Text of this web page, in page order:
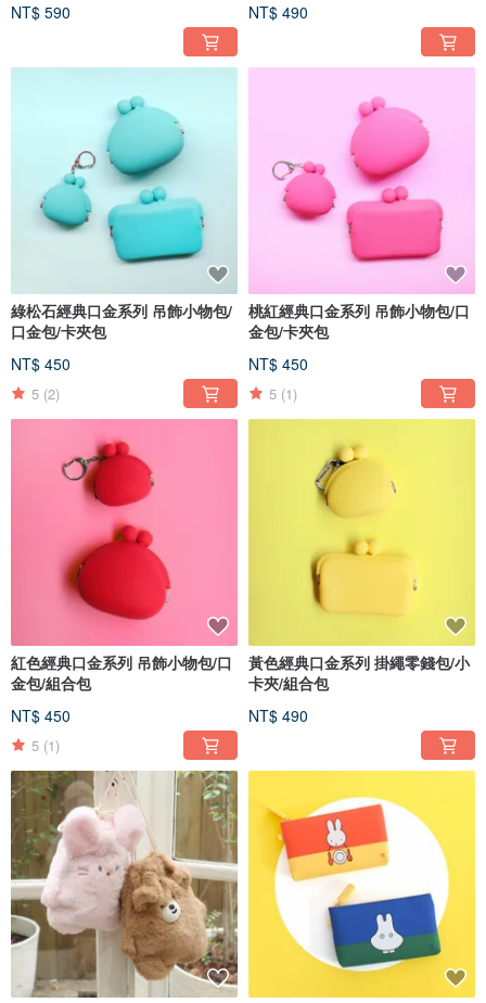
NT$ 590
NT$ 490
綠松石經典口金系列 吊飾小物包/
口金包/卡夾包
NT$ 450
5 (2)
桃紅經典口金系列 吊飾小物包/口
金包/卡夾包
NT$ 450
5 (1)
紅色經典口金系列 吊飾小物包/口
金包/組合包
NT$ 450
5 (1)
黃色經典口金系列 掛繩零錢包/小
卡夾/組合包
NT$ 490